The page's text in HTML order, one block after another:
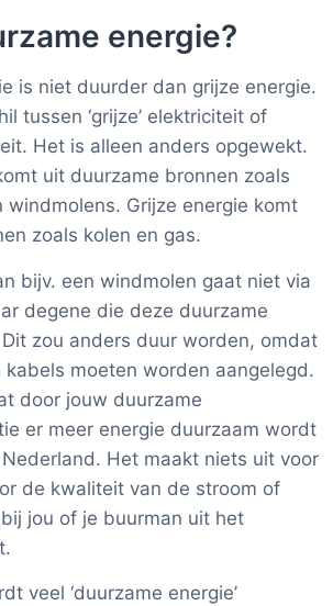
energie?
is niet duurder dan grijze energie.
tussen ‘grijze’ elektriciteit of
Het is alleen anders opgewekt.
uit duurzame bronnen zoals
windmolens. Grijze energie komt
zoals kolen en gas.
bijv. een windmolen gaat niet via
degene die deze duurzame
zou anders duur worden, omdat
kabels moeten worden aangelegd.
door jouw duurzame
er meer energie duurzaam wordt
Het maakt niets uit voor
de kwaliteit van de stroom of
jou of je buurman uit het
veel ‘duurzame energie’